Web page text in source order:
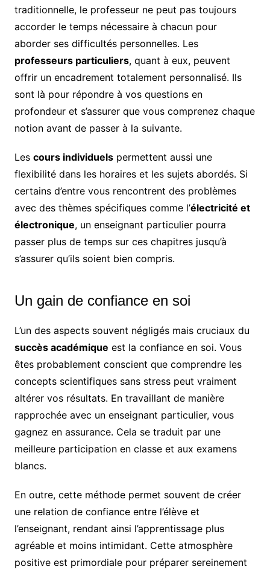
traditionnelle, le professeur ne peut pas toujours
accorder le temps nécessaire à chacun pour
aborder ses difficultés personnelles. Les
professeurs particuliers, quant à eux, peuvent
offrir un encadrement totalement personnalisé. Ils
sont là pour répondre à vos questions en
profondeur et s’assurer que vous comprenez chaque
notion avant de passer à la suivante.
Les cours individuelspermettent aussi une
flexibilité dans les horaires et les sujets abordés. Si
certains d’entre vous rencontrent des problèmes
avec des thèmes spécifiques comme l’électricité et
électronique, un enseignant particulier pourra
passer plus de temps sur ces chapitres jusqu’à
s’assurer qu’ils soient bien compris.
Un gain de confiance en soi
L’un des aspects souvent négligés mais cruciaux du
succès académique est la confiance en soi. Vous
êtes probablement conscient que comprendre les
concepts scientifiques sans stress peut vraiment
altérer vos résultats. En travaillant de manière
rapprochée avec un enseignant particulier, vous
gagnez en assurance. Cela se traduit par une
meilleure participation en classe et aux examens
blancs.
En outre, cette méthode permet souvent de créer
une relation de confiance entre l’élève et
l’enseignant, rendant ainsi l’apprentissage plus
agréable et moins intimidant. Cette atmosphère
positive est primordiale pour préparer sereinement